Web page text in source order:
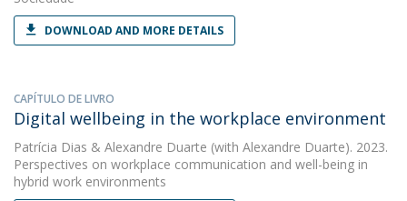
DOWNLOAD AND MORE DETAILS
CAPÍTULO DE LIVRO
Digital wellbeing in the workplace environment
Patrícia Dias & Alexandre Duarte (with Alexandre Duarte). 2023.
Perspectives on workplace communication and well-being in
hybrid work environments